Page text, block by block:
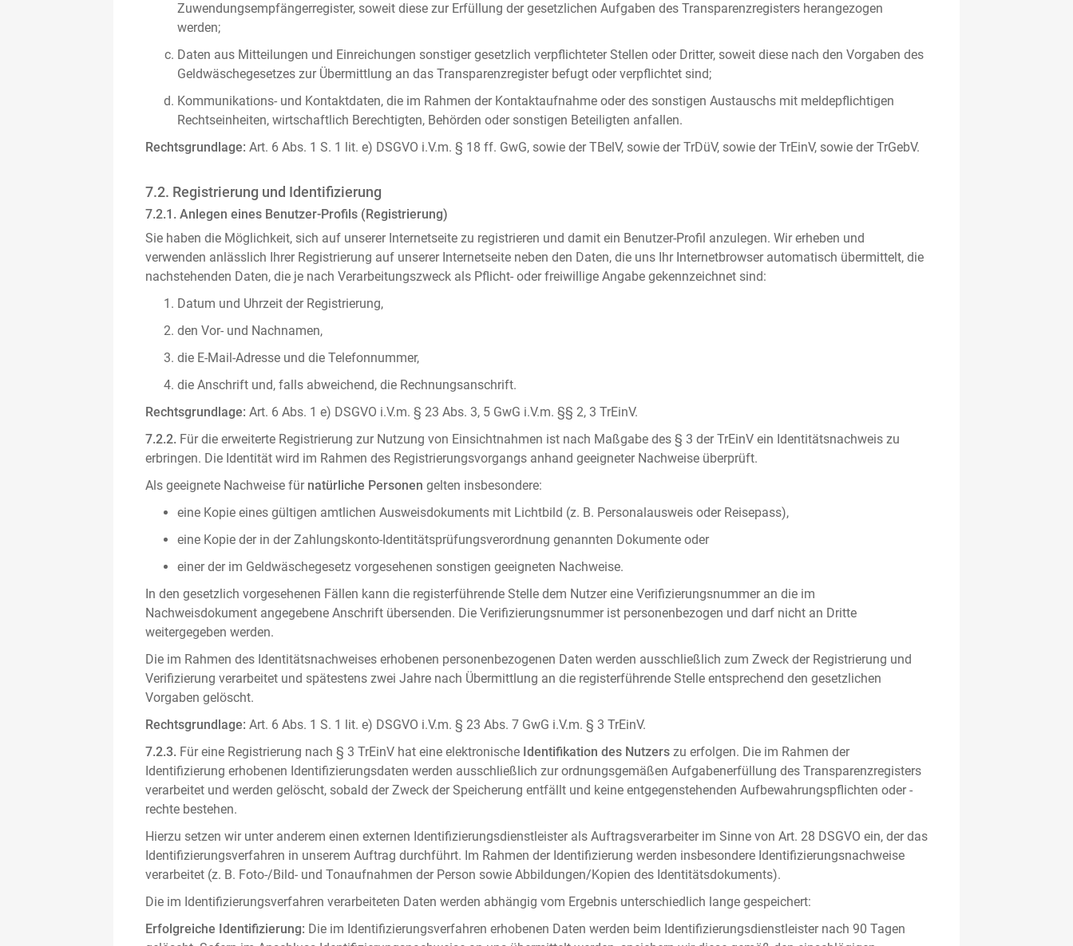
Zuwendungsempfängerregister, soweit diese zur Erfüllung der gesetzlichen Aufgaben des Transparenzregisters herangezogen
werden;
Daten aus Mitteilungen und Einreichungen sonstiger gesetzlich verpflichteter Stellen oder Dritter, soweit diese nach den Vorgaben des
Geldwäschegesetzes zur Übermittlung an das Transparenzregister befugt oder verpflichtet sind;
Kommunikations- und Kontaktdaten, die im Rahmen der Kontaktaufnahme oder des sonstigen Austauschs mit meldepflichtigen
Rechtseinheiten, wirtschaftlich Berechtigten, Behörden oder sonstigen Beteiligten anfallen.
Rechtsgrundlage: Art. 6 Abs. 1 S. 1 lit. e) DSGVO i.V.m. § 18 ff. GwG, sowie der TBelV, sowie der TrDüV, sowie der TrEinV, sowie der TrGebV.
7.2. Registrierung und Identifizierung
7.2.1. Anlegen eines Benutzer-Profils (Registrierung)
Sie haben die Möglichkeit, sich auf unserer Internetseite zu registrieren und damit ein Benutzer-Profil anzulegen. Wir erheben und
verwenden anlässlich Ihrer Registrierung auf unserer Internetseite neben den Daten, die uns Ihr Internetbrowser automatisch übermittelt, die
nachstehenden Daten, die je nach Verarbeitungszweck als Pflicht- oder freiwillige Angabe gekennzeichnet sind:
Datum und Uhrzeit der Registrierung,
den Vor- und Nachnamen,
die E-Mail-Adresse und die Telefonnummer,
die Anschrift und, falls abweichend, die Rechnungsanschrift.
Rechtsgrundlage: Art. 6 Abs. 1 e) DSGVO i.V.m. § 23 Abs. 3, 5 GwG i.V.m. §§ 2, 3 TrEinV.
7.2.2. Für die erweiterte Registrierung zur Nutzung von Einsichtnahmen ist nach Maßgabe des § 3 der TrEinV ein Identitätsnachweis zu
erbringen. Die Identität wird im Rahmen des Registrierungsvorgangs anhand geeigneter Nachweise überprüft.
Als geeignete Nachweise für natürliche Personen gelten insbesondere:
eine Kopie eines gültigen amtlichen Ausweisdokuments mit Lichtbild (z. B. Personalausweis oder Reisepass),
eine Kopie der in der Zahlungskonto-Identitätsprüfungsverordnung genannten Dokumente oder
einer der im Geldwäschegesetz vorgesehenen sonstigen geeigneten Nachweise.
In den gesetzlich vorgesehenen Fällen kann die registerführende Stelle dem Nutzer eine Verifizierungsnummer an die im
Nachweisdokument angegebene Anschrift übersenden. Die Verifizierungsnummer ist personenbezogen und darf nicht an Dritte
weitergegeben werden.
Die im Rahmen des Identitätsnachweises erhobenen personenbezogenen Daten werden ausschließlich zum Zweck der Registrierung und
Verifizierung verarbeitet und spätestens zwei Jahre nach Übermittlung an die registerführende Stelle entsprechend den gesetzlichen
Vorgaben gelöscht.
Rechtsgrundlage: Art. 6 Abs. 1 S. 1 lit. e) DSGVO i.V.m. § 23 Abs. 7 GwG i.V.m. § 3 TrEinV.
7.2.3. Für eine Registrierung nach § 3 TrEinV hat eine elektronische Identifikation des Nutzers zu erfolgen. Die im Rahmen der
Identifizierung erhobenen Identifizierungsdaten werden ausschließlich zur ordnungsgemäßen Aufgabenerfüllung des Transparenzregisters
verarbeitet und werden gelöscht, sobald der Zweck der Speicherung entfällt und keine entgegenstehenden Aufbewahrungspflichten oder -
rechte bestehen.
Hierzu setzen wir unter anderem einen externen Identifizierungsdienstleister als Auftragsverarbeiter im Sinne von Art. 28 DSGVO ein, der das
Identifizierungsverfahren in unserem Auftrag durchführt. Im Rahmen der Identifizierung werden insbesondere Identifizierungsnachweise
verarbeitet (z. B. Foto-/Bild- und Tonaufnahmen der Person sowie Abbildungen/Kopien des Identitätsdokuments).
Die im Identifizierungsverfahren verarbeiteten Daten werden abhängig vom Ergebnis unterschiedlich lange gespeichert:
Erfolgreiche Identifizierung: Die im Identifizierungsverfahren erhobenen Daten werden beim Identifizierungsdienstleister nach 90 Tagen